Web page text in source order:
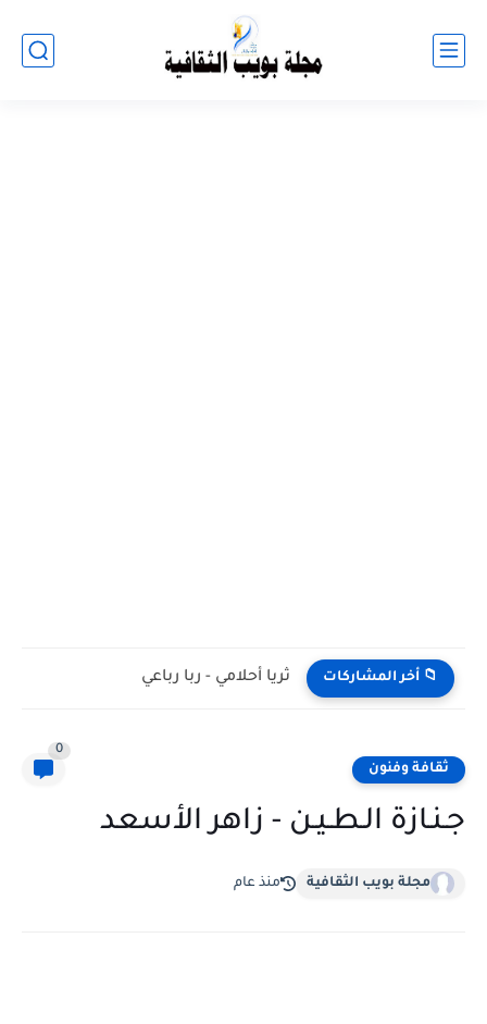
📁 أخر المشاركات ثريا أحلامي - ربا رباعي
ثقافة وفنون
0
​جـنـازة الـطـيـن - زاهر الأسعد
مجلة بويب الثقافية منذ عام